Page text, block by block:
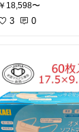
￥18,598〜
3 0